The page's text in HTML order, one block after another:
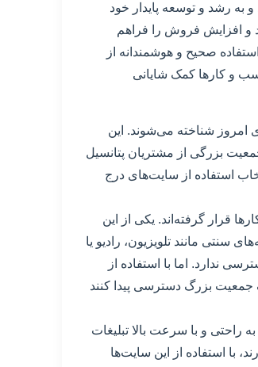
به رشد و توسعه پایدار خود
و افزایش فروش را فراهم
صحیح و هوشمندانه از
و کارها کمک شایانی
امروز شناخته می‌شوند. این
بزرگی از مشتریان پتانسیل
استفاده از سایت‌های درج
قرار گرفته‌اند. یکی از این
سنتی مانند تلویزیون، رادیو یا
ندارد. اما با استفاده از
جمعیت بزرگ دسترسی پیدا کنند
راحتی و با سرعت بالا تبلیغات
با استفاده از این سایت‌ها